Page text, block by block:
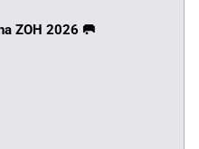
ZOH 2026 🥅